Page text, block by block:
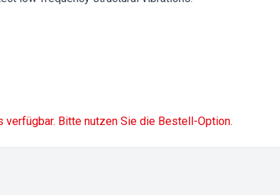
Bitte nutzen Sie die Bestell-Option.